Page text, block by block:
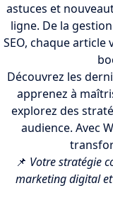
astuces et
ligne. De la
SEO, chaque
Découvrez les
apprenez à
explorez des
audience. Avec
📌 Votre stratégie
marketing digital